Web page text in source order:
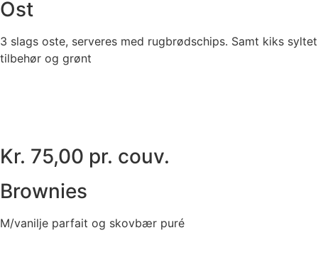
Ost
3 slags oste, serveres med rugbrødschips. Samt kiks syltet
tilbehør og grønt
Kr. 75,00 pr. couv.
Brownies
M/vanilje parfait og skovbær puré